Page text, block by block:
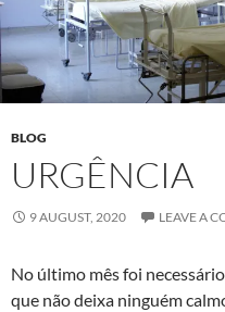
BLOG
URGÊNCIA
9 AUGUST, 2020 LEAVE A
No último mês foi
que não deixa ninguém